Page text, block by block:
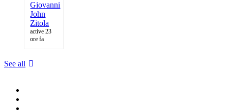
Giovanni
John
Zitola
active 23
ore fa
See all